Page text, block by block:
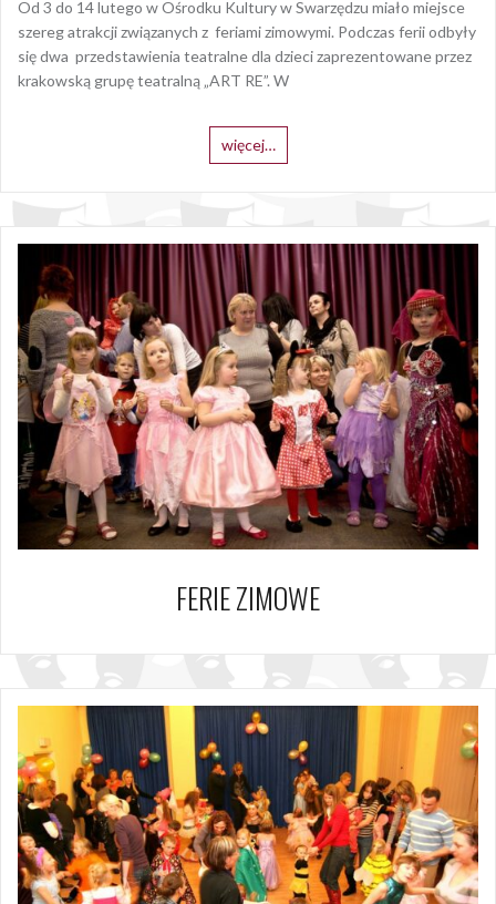
Od 3 do 14 lutego w Ośrodku Kultury w Swarzędzu miało miejsce
szereg atrakcji związanych z feriami zimowymi. Podczas ferii odbyły
się dwa przedstawienia teatralne dla dzieci zaprezentowane przez
krakowską grupę teatralną „ART RE”. W
więcej…
FERIE ZIMOWE